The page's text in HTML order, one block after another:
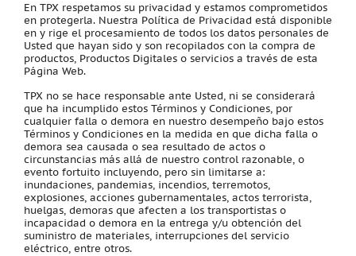
En TPX respetamos su privacidad y estamos comprometidos
en protegerla. Nuestra Política de Privacidad está disponible
en y rige el procesamiento de todos los datos personales de
Usted que hayan sido y son recopilados con la compra de
productos, Productos Digitales o servicios a través de esta
Página Web.
TPX no se hace responsable ante Usted, ni se considerará
que ha incumplido estos Términos y Condiciones, por
cualquier falla o demora en nuestro desempeño bajo estos
Términos y Condiciones en la medida en que dicha falla o
demora sea causada o sea resultado de actos o
circunstancias más allá de nuestro control razonable, o
evento fortuito incluyendo, pero sin limitarse a:
inundaciones, pandemias, incendios, terremotos,
explosiones, acciones gubernamentales, actos terrorista,
huelgas, demoras que afecten a los transportistas o
incapacidad o demora en la entrega y/u obtención del
suministro de materiales, interrupciones del servicio
eléctrico, entre otros.